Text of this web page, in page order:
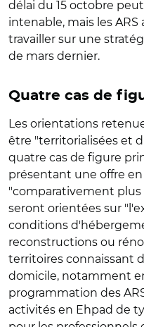
délai du 15 octobre
intenable, mais les
travailler sur une
de mars dernier.
Quatre cas de
Les orientations
être "territorialisées et
quatre cas de figure
présentant une offre
"comparativement plus
seront orientées sur
conditions
reconstructions ou
territoires connaissant
domicile, notamment
programmation des
activités en Ehpad de